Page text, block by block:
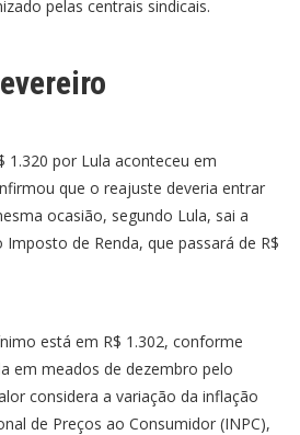
pelas centrais sindicais.
1.320 por Lula aconteceu em
que o reajuste deveria entrar
ocasião, segundo Lula, sai a
de Renda, que passará de R$
está em R$ 1.302, conforme
em meados de dezembro pelo
considera a variação da inflação
de Preços ao Consumidor (INPC),